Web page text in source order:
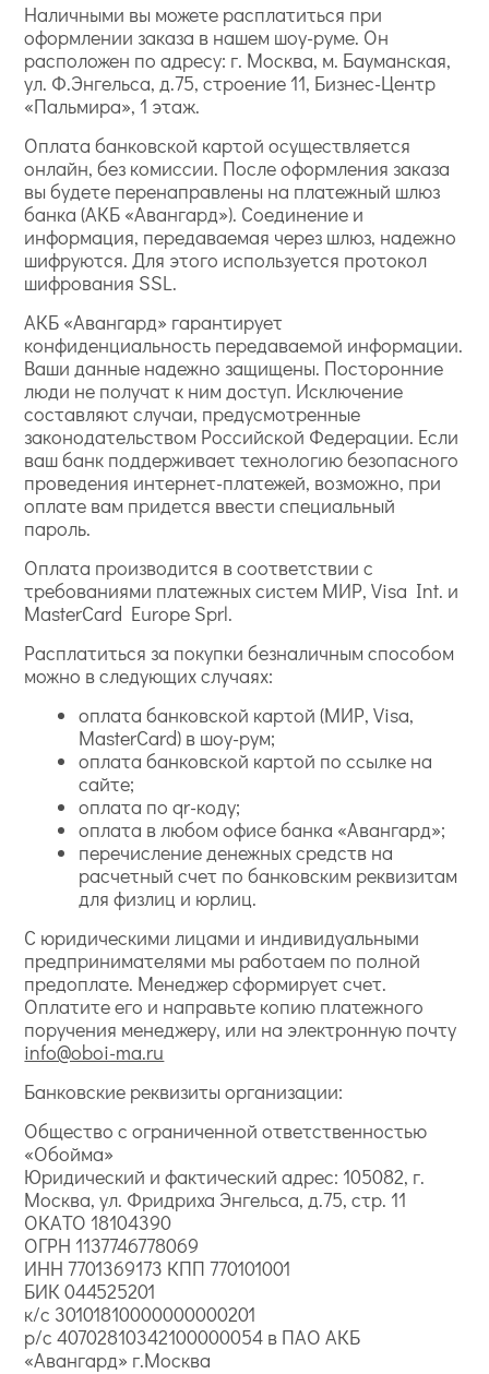
Наличными вы можете расплатиться при
оформлении заказа в нашем шоу-руме. Он
расположен по адресу: г. Москва, м. Бауманская,
ул. Ф.Энгельса, д.75, строение 11, Бизнес-Центр
«Пальмира», 1 этаж.
Оплата банковской картой осуществляется
онлайн, без комиссии. После оформления заказа
вы будете перенаправлены на платежный шлюз
банка (АКБ «Авангард»). Соединение и
информация, передаваемая через шлюз, надежно
шифруются. Для этого используется протокол
шифрования SSL.
АКБ «Авангард» гарантирует
конфиденциальность передаваемой информации.
Ваши данные надежно защищены. Посторонние
люди не получат к ним доступ. Исключение
составляют случаи, предусмотренные
законодательством Российской Федерации. Если
ваш банк поддерживает технологию безопасного
проведения интернет-платежей, возможно, при
оплате вам придется ввести специальный
пароль.
Оплата производится в соответствии с
требованиями платежных систем МИР, Visa Int. и
MasterCard Europe Sprl.
Расплатиться за покупки безналичным способом
можно в следующих случаях:
оплата банковской картой (МИР, Visa,
MasterCard) в шоу-рум;
оплата банковской картой по ссылке на
сайте;
оплата по qr-коду;
оплата в любом офисе банка «Авангард»;
перечисление денежных средств на
расчетный счет по банковским реквизитам
для физлиц и юрлиц.
С юридическими лицами и индивидуальными
предпринимателями мы работаем по полной
предоплате. Менеджер сформирует счет.
Оплатите его и направьте копию платежного
поручения менеджеру, или на электронную почту
info@oboi-ma.ru
Банковские реквизиты организации:
Общество с ограниченной ответственностью
«Обойма»
Юридический и фактический адрес: 105082, г.
Москва, ул. Фридриха Энгельса, д.75, стр. 11
ОКАТО 18104390
ОГРН 1137746778069
ИНН 7701369173 КПП 770101001
БИК 044525201
к/с 30101810000000000201
р/с 40702810342100000054 в ПАО АКБ
«Авангард» г.Москва